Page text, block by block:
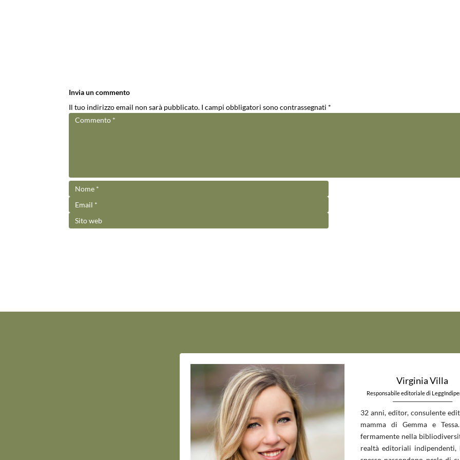
Invia un commento
Il tuo indirizzo email non sarà pubblicato. I campi obbligatori sono contrassegnati *
Virginia Villa
Responsabile editoriale di
32 anni, editor, consulente
mamma di Gemma e
fermamente nella
realtà editoriali indipendenti,